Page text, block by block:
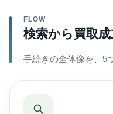
FLOW
検索から買取
手続きの全体像を、5